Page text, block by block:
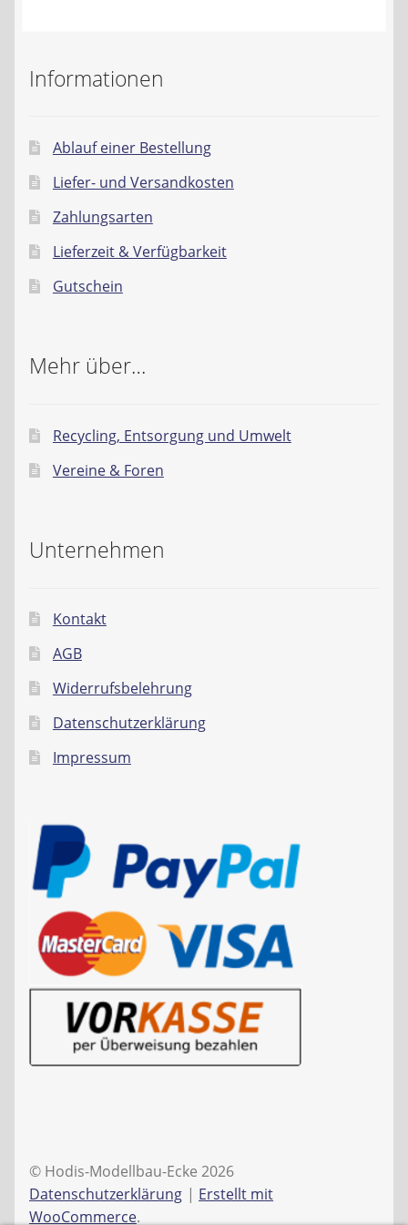
Datenschutzerklärung
Impressum
Informationen
Ablauf einer Bestellung
Liefer- und Versandkosten
Zahlungsarten
Lieferzeit & Verfügbarkeit
Gutschein
Mehr über…
Recycling, Entsorgung und Umwelt
Vereine & Foren
Unternehmen
Kontakt
AGB
Widerrufsbelehrung
Datenschutzerklärung
Impressum
© Hodis-Modellbau-Ecke 2026
Datenschutzerklärung
Erstellt mit
WooCommerce.